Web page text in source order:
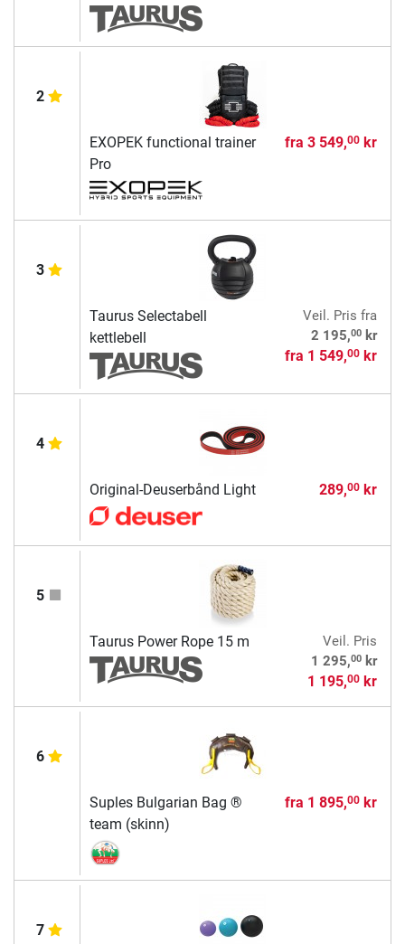
2
EXOPEK functional trainer
Pro
fra 3 549,00kr
3
Taurus Selectabell
kettlebell
Veil. Pris fra
2 195,00kr
fra 1 549,00kr
4
Original-Deuserbånd Light 289,00kr
5
Taurus Power Rope 15 m
Veil. Pris
1 295,00kr
1 195,00kr
6
Suples Bulgarian Bag ®
team (skinn)
fra 1 895,00kr
7